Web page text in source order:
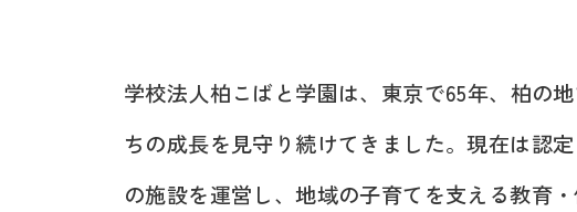
学校法人柏こばと学園は、東京で65年、柏の
ちの成長を見守り続けてきました。現在は認
の施設を運営し、地域の子育てを支える教育